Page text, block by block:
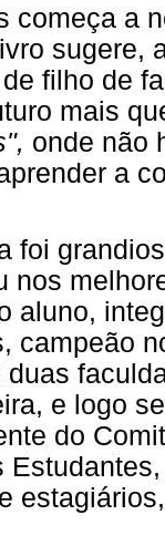
começa a
sugere,
de filho de
mais
onde não
a
foi
nos
aluno,
campeão
e logo
do